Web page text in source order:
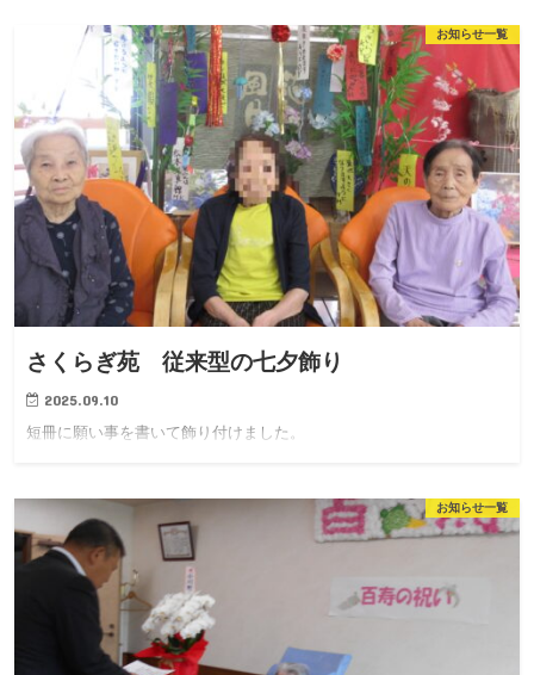
お知らせ一覧
さくらぎ苑 従来型の七夕飾り
2025.09.10
短冊に願い事を書いて飾り付けました。
お知らせ一覧